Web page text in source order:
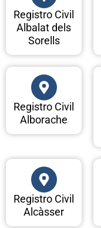
Registro Civil
Albalat dels
Sorells
Registro Civil
Alborache
Registro Civil
Alcàsser